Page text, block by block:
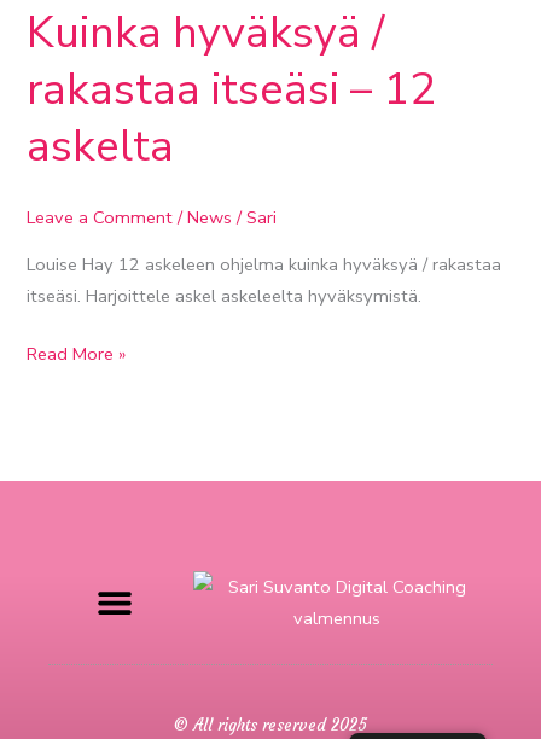
Kuinka hyväksyä /
rakastaa itseäsi – 12
askelta
Leave a Comment /News /Sari
Louise Hay 12 askeleen ohjelma kuinka hyväksyä / rakastaa
itseäsi. Harjoittele askel askeleelta hyväksymistä.
Read More »
© All rights reserved 2025